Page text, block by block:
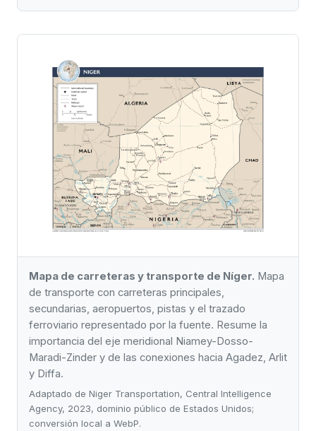
Mapa de carreteras y transporte de Níger. Mapa
de transporte con carreteras principales,
secundarias, aeropuertos, pistas y el trazado
ferroviario representado por la fuente. Resume la
importancia del eje meridional Niamey-Dosso-
Maradi-Zinder y de las conexiones hacia Agadez, Arlit
y Diffa.
Adaptado de Niger Transportation, Central Intelligence
Agency, 2023, dominio público de Estados Unidos;
conversión local a WebP.